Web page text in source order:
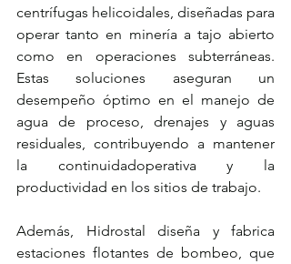
centrífugas helicoidales, diseñadas para
operar tanto en minería a tajo abierto
como en operaciones subterráneas.
Estas soluciones aseguran un
desempeño óptimo en el manejo de
agua de proceso, drenajes y aguas
residuales, contribuyendo a mantener
la continuidadoperativa y la
productividad en los sitios de trabajo.
Además, Hidrostal diseña y fabrica
estaciones flotantes de bombeo, que